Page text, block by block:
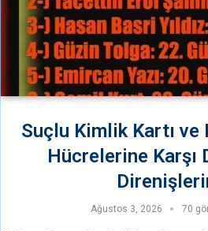
Suçlu Kimlik Kartı ve
Hücrelerine Karşı
Ağustos 3, 2026 70